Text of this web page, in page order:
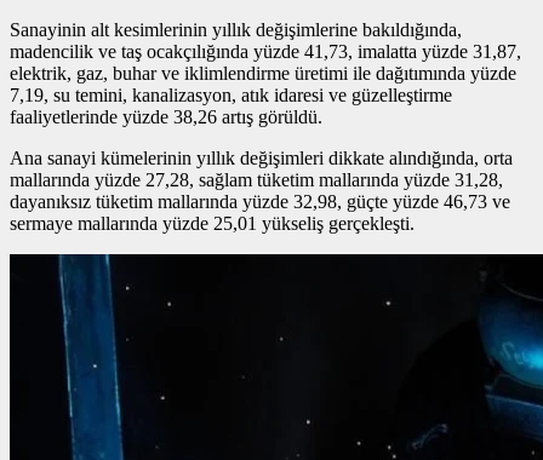
Sanayinin alt kesimlerinin yıllık değişimlerine bakıldığında,
madencilik ve taş ocakçılığında yüzde 41,73, imalatta yüzde 31,87,
elektrik, gaz, buhar ve iklimlendirme üretimi ile dağıtımında yüzde
7,19, su temini, kanalizasyon, atık idaresi ve güzelleştirme
faaliyetlerinde yüzde 38,26 artış görüldü.
Ana sanayi kümelerinin yıllık değişimleri dikkate alındığında, orta
mallarında yüzde 27,28, sağlam tüketim mallarında yüzde 31,28,
dayanıksız tüketim mallarında yüzde 32,98, güçte yüzde 46,73 ve
sermaye mallarında yüzde 25,01 yükseliş gerçekleşti.